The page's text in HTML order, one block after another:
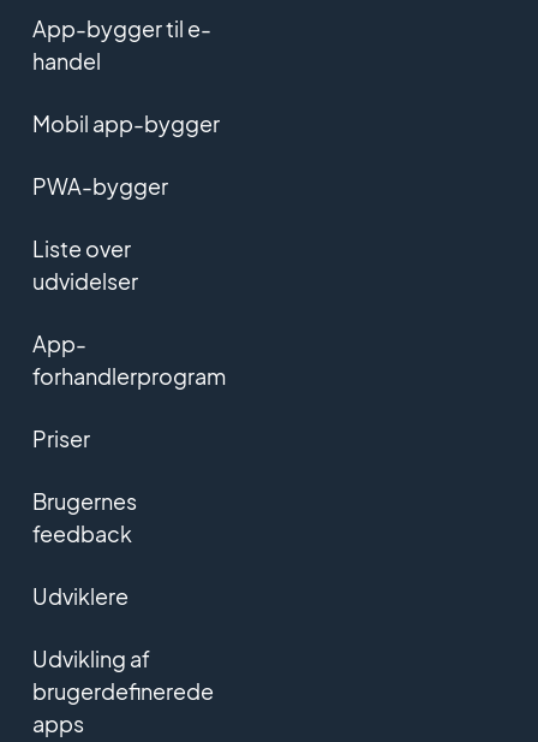
App-bygger til e-
handel
Mobil app-bygger
PWA-bygger
Liste over
udvidelser
App-
forhandlerprogram
Priser
Brugernes
feedback
Udviklere
Udvikling af
brugerdefinerede
apps